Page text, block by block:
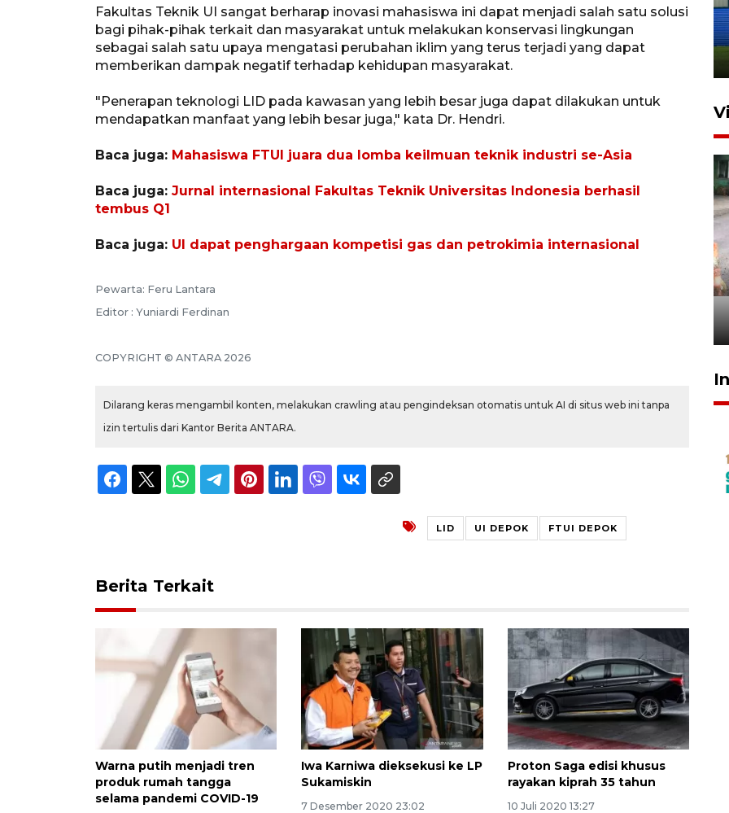
Fakultas Teknik UI sangat berharap inovasi mahasiswa ini dapat menjadi salah satu solusi
bagi pihak-pihak terkait dan masyarakat untuk melakukan konservasi lingkungan
sebagai salah satu upaya mengatasi perubahan iklim yang terus terjadi yang dapat
memberikan dampak negatif terhadap kehidupan masyarakat.
"Penerapan teknologi LID pada kawasan yang lebih besar juga dapat dilakukan untuk
mendapatkan manfaat yang lebih besar juga," kata Dr. Hendri.
Baca juga: Mahasiswa FTUI juara dua lomba keilmuan teknik industri se-Asia
Baca juga: Jurnal internasional Fakultas Teknik Universitas Indonesia berhasil
tembus Q1
Baca juga: UI dapat penghargaan kompetisi gas dan petrokimia internasional
Pewarta: Feru Lantara
Editor : Yuniardi Ferdinan
COPYRIGHT © ANTARA 2026
Dilarang keras mengambil konten, melakukan crawling atau pengindeksan otomatis untuk AI di situs web ini tanpa
izin tertulis dari Kantor Berita ANTARA.
LID UI DEPOK FTUI DEPOK
Berita Terkait
Warna putih menjadi tren
produk rumah tangga
selama pandemi COVID-19
Iwa Karniwa dieksekusi ke LP
Sukamiskin
7 Desember 2020 23:02
Proton Saga edisi khusus
rayakan kiprah 35 tahun
10 Juli 2020 13:27
dan manajerial SPPI di
Balikpapan
31 Juli 2026 18:01